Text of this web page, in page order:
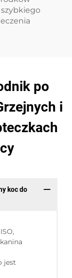
po
i
koc do
jest